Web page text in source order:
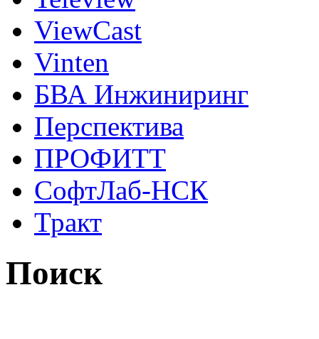
ViewCast
Vinten
БВА Инжиниринг
Перспектива
ПРОФИТТ
СофтЛаб-НСК
Тракт
Поиск